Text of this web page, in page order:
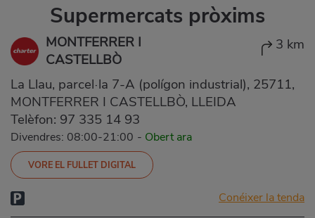
Supermercats pròxims
MONTFERRER I
CASTELLBÒ
3 km
La Llau, parcel·la 7-A (polígon industrial), 25711,
MONTFERRER I CASTELLBÒ, LLEIDA
Telèfon: 97 335 14 93
Divendres: 08:00-21:00 - Obert ara
VORE EL FULLET DIGITAL
Conéixer la tenda